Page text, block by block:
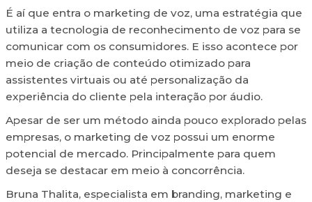
É aí que entra o marketing de voz, uma estratégia que
utiliza a tecnologia de reconhecimento de voz para se
comunicar com os consumidores. E isso acontece por
meio de criação de conteúdo otimizado para
assistentes virtuais ou até personalização da
experiência do cliente pela interação por áudio.
Apesar de ser um método ainda pouco explorado pelas
empresas, o marketing de voz possui um enorme
potencial de mercado. Principalmente para quem
deseja se destacar em meio à concorrência.
Bruna Thalita, especialista em branding, marketing e